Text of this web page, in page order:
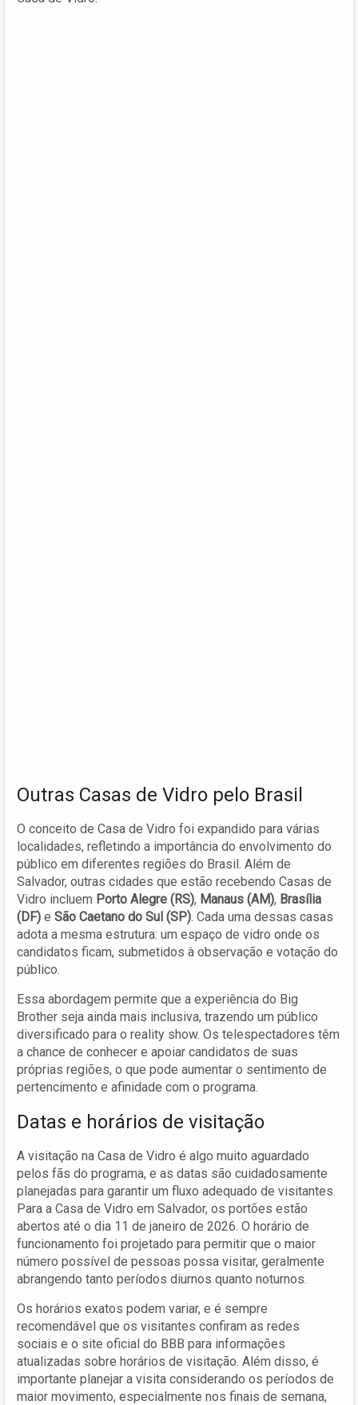
Outras Casas de Vidro pelo Brasil
O conceito de Casa de Vidro foi expandido para várias
localidades, refletindo a importância do envolvimento do
público em diferentes regiões do Brasil. Além de
Salvador, outras cidades que estão recebendo Casas de
Vidro incluem Porto Alegre (RS), Manaus (AM), Brasília
(DF) e São Caetano do Sul (SP). Cada uma dessas casas
adota a mesma estrutura: um espaço de vidro onde os
candidatos ficam, submetidos à observação e votação do
público.
Essa abordagem permite que a experiência do Big
Brother seja ainda mais inclusiva, trazendo um público
diversificado para o reality show. Os telespectadores têm
a chance de conhecer e apoiar candidatos de suas
próprias regiões, o que pode aumentar o sentimento de
pertencimento e afinidade com o programa.
Datas e horários de visitação
A visitação na Casa de Vidro é algo muito aguardado
pelos fãs do programa, e as datas são cuidadosamente
planejadas para garantir um fluxo adequado de visitantes.
Para a Casa de Vidro em Salvador, os portões estão
abertos até o dia 11 de janeiro de 2026. O horário de
funcionamento foi projetado para permitir que o maior
número possível de pessoas possa visitar, geralmente
abrangendo tanto períodos diurnos quanto noturnos.
Os horários exatos podem variar, e é sempre
recomendável que os visitantes confiram as redes
sociais e o site oficial do BBB para informações
atualizadas sobre horários de visitação. Além disso, é
importante planejar a visita considerando os períodos de
maior movimento, especialmente nos finais de semana,